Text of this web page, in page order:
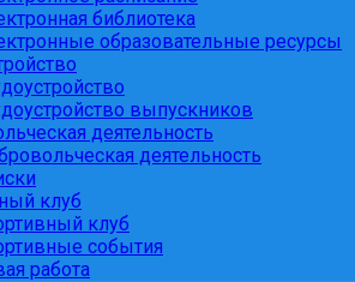
библиотека
образовательные ресурсы
выпускников
деятельность
деятельность
клуб
клуб
события
работа